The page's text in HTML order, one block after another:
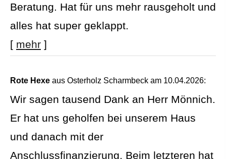
Beratung. Hat für uns mehr rausgeholt und
alles hat super geklappt.
[ mehr ]
Rote Hexe aus Osterholz Scharmbeck am 10.04.2026:
Wir sagen tausend Dank an Herr Mönnich.
Er hat uns geholfen bei unserem Haus
und danach mit der
Anschlussfinanzierung. Beim letzteren hat